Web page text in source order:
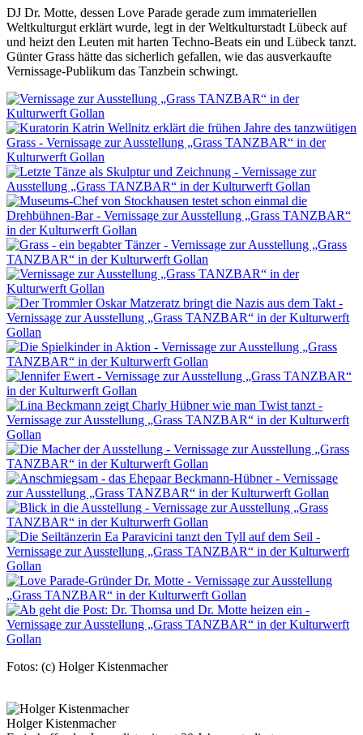
DJ Dr. Motte, dessen Love Parade gerade zum immateriellen
Weltkulturgut erklärt wurde, legt in der Weltkulturstadt Lübeck auf
und heizt den Leuten mit harten Techno-Beats ein und Lübeck tanzt.
Günter Grass hätte das sicherlich gefallen, wie das ausverkaufte
Vernissage-Publikum das Tanzbein schwingt.
Fotos: (c) Holger Kistenmacher
Holger Kistenmacher